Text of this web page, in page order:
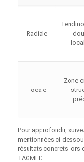
Radiale
Focale
Zone
Pour approfondir,
mentionnées
résultats concrets lors
TAGMED.